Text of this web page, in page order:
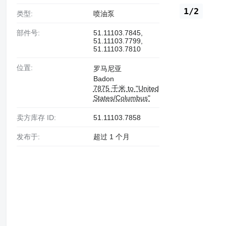
1/2
类型: 喷油泵
部件号:
51.11103.7845,
51.11103.7799,
51.11103.7810
位置:
罗马尼亚
Badon
7875 千米 to "United
States/Columbus"
卖方库存 ID: 51.11103.7858
发布于: 超过 1 个月